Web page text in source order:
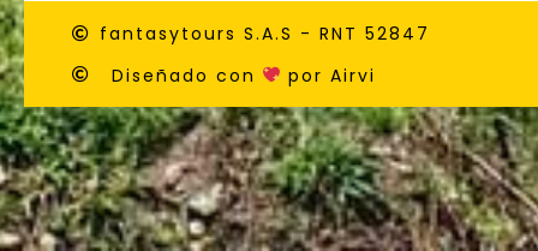
fantasytours S.A.S - RNT 52847
Diseñado con
por Airvi